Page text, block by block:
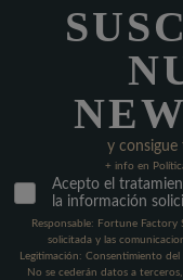
y
+ info en
Acepto el
la información
Responsable: Fortune Factory
solicitada y las
Legitimación: Consentimiento
No se cederán datos a